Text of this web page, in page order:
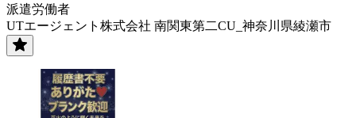
派遣労働者
UTエージェント株式会社 南関東第二CU_神奈川県綾瀬市